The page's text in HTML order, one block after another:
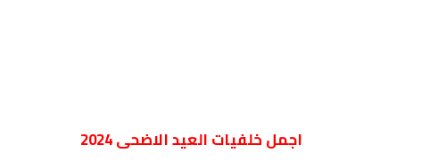
اجمل خلفيات العيد الاضحى 2024